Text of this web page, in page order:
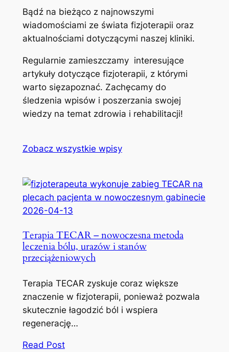
Bądź na bieżąco z najnowszymi
wiadomościami ze świata fizjoterapii oraz
aktualnościami dotyczącymi naszej kliniki.
Regularnie zamieszczamy interesujące
artykuły dotyczące fizjoterapii, z którymi
warto sięzapoznać. Zachęcamy do
śledzenia wpisów i poszerzania swojej
wiedzy na temat zdrowia i rehabilitacji!
Zobacz wszystkie wpisy
2026-04-13
Terapia TECAR – nowoczesna metoda
leczenia bólu, urazów i stanów
przeciążeniowych
Terapia TECAR zyskuje coraz większe
znaczenie w fizjoterapii, ponieważ pozwala
skutecznie łagodzić ból i wspiera
regenerację…
Read Post